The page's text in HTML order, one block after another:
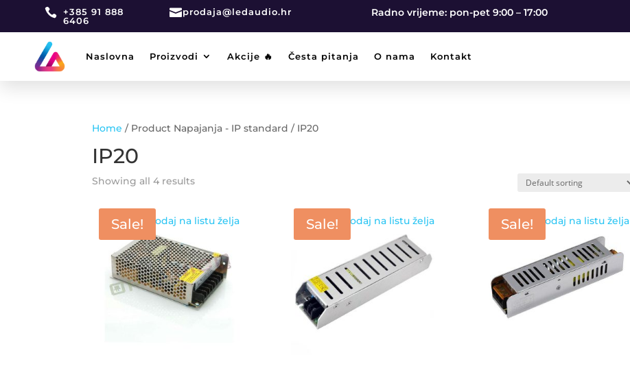
 +385 91 888
6406
prodaja@ledaudio.hr Radno vrijeme: pon-pet 9:00 – 17:00
Naslovna Proizvodi Akcije 🔥 Česta pitanja O nama Kontakt
Home / Product Napajanja - IP standard / IP20
IP20
Showing all 4 results
Sale! Dodaj na listu želja Sale! Dodaj na listu želja Sale! Dodaj na listu želja